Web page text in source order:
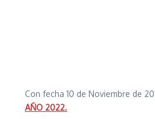
Con fecha 10 de Noviembre de
AÑO 2022.